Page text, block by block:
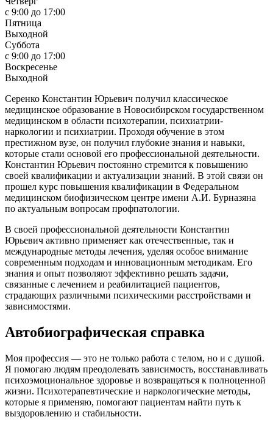
c 9:00 до 17:00
Пятница
Выходной
Суббота
c 9:00 до 17:00
Воскресенье
Выходной
Серенко Константин Юрьевич получил классическое
медицинское образование в Новосибирском государственном
медицинском в области психотерапии, психиатрии-
наркологии и психиатрии. Проходя обучение в этом
престижном вузе, он получил глубокие знания и навыки,
которые стали основой его профессиональной деятельности.
Константин Юрьевич постоянно стремится к повышению
своей квалификации и актуализации знаний. В этой связи он
прошел курс повышения квалификации в Федеральном
медицинском биофизическом центре имени А.И. Бурназяна
по актуальным вопросам профпатологии.
В своей профессиональной деятельности Константин
Юрьевич активно применяет как отечественные, так и
международные методы лечения, уделяя особое внимание
современным подходам и инновационным методикам. Его
знания и опыт позволяют эффективно решать задачи,
связанные с лечением и реабилитацией пациентов,
страдающих различными психическими расстройствами и
зависимостями.
Автобиографическая справка
Моя профессия — это не только работа с телом, но и с душой.
Я помогаю людям преодолевать зависимость, восстанавливать
психоэмоциональное здоровье и возвращаться к полноценной
жизни. Психотерапевтические и наркологические методы,
которые я применяю, помогают пациентам найти путь к
выздоровлению и стабильности.